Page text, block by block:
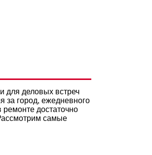
для деловых встреч
за город, ежедневного
ремонте достаточно
самые